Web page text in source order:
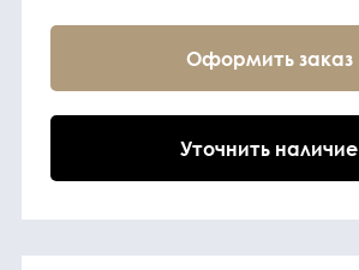
Фильтрующие
Ходовые части
Электрическая
система
Оформить заказ
Уточнить наличие